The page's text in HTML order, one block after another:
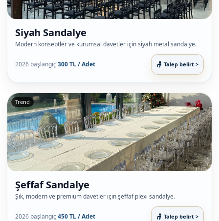
Siyah Sandalye
Modern konseptler ve kurumsal davetler için siyah metal sandalye.
2026 başlangıç300 TL / Adet Talep belirt >
Trend
Şeffaf Sandalye
Şık, modern ve premium davetler için şeffaf plexi sandalye.
2026 başlangıç450 TL / Adet Talep belirt >